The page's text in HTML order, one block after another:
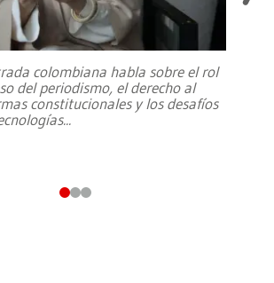
colombiana habla sobre el rol
del periodismo, el derecho al
constitucionales y los desafíos
...